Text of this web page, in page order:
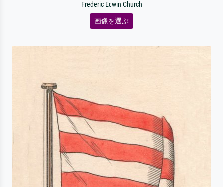
Frederic Edwin Church
画像を選ぶ